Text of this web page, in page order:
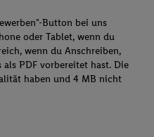
Button bei uns
oder Tablet, wenn du
wenn du Anschreiben,
PDF vorbereitet hast. Die
haben und 4 MB nicht